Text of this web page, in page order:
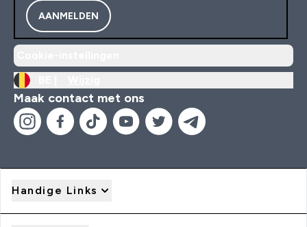
AANMELDEN
Maak contact met ons
Handige Links